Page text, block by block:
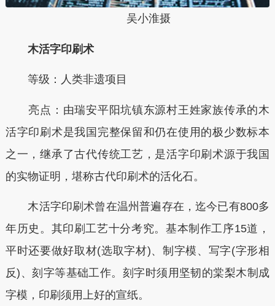
吴小淮摄
木活字印刷术
等级：人类非遗项目
亮点：由瑞安平阳坑镇东源村王姓家族传承的木
活字印刷术是我国完整保留和仍在使用的极少数标本
之一，继承了古代传统工艺，是活字印刷术源于我国
的实物证明，堪称古代印刷术的活化石。
木活字印刷术曾在温州普遍存在，迄今已有800多
年历史。其印刷工艺十分考究。基本制作工序15道，
平时还要做好取材(选取字材)、制字模、写字(字形相
反)、刻字等基础工作。刻字时须用坚韧的棠梨木制成
字模，印刷须用上好的宣纸。